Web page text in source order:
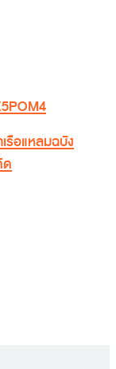
รือแหลมฉบัง